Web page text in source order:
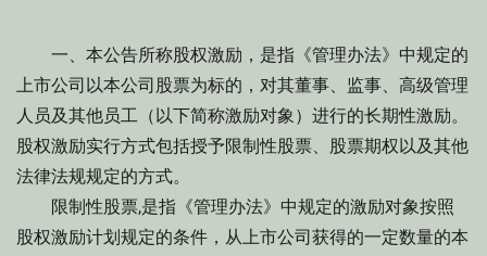
一、本公告所称股权激励，是指《管理办法》中规定的
上市公司以本公司股票为标的，对其董事、监事、高级管理
人员及其他员工（以下简称激励对象）进行的长期性激励。
股权激励实行方式包括授予限制性股票、股票期权以及其他
法律法规规定的方式。
限制性股票,是指《管理办法》中规定的激励对象按照
股权激励计划规定的条件，从上市公司获得的一定数量的本